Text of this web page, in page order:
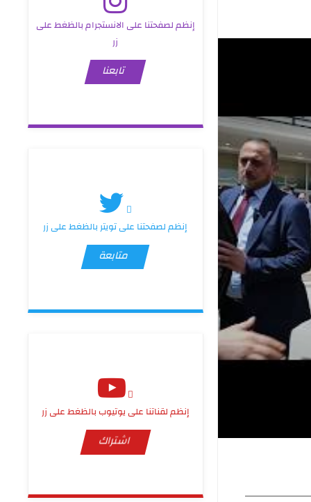
إنظم لصفحتنا على الانستجرام بالظغط على
زر
تابعنا
إنظم لصفحتنا على تويتر بالظغط على زر
متابعة
إنظم لقناتنا على يوتيوب بالظغط على زر
اشتراك